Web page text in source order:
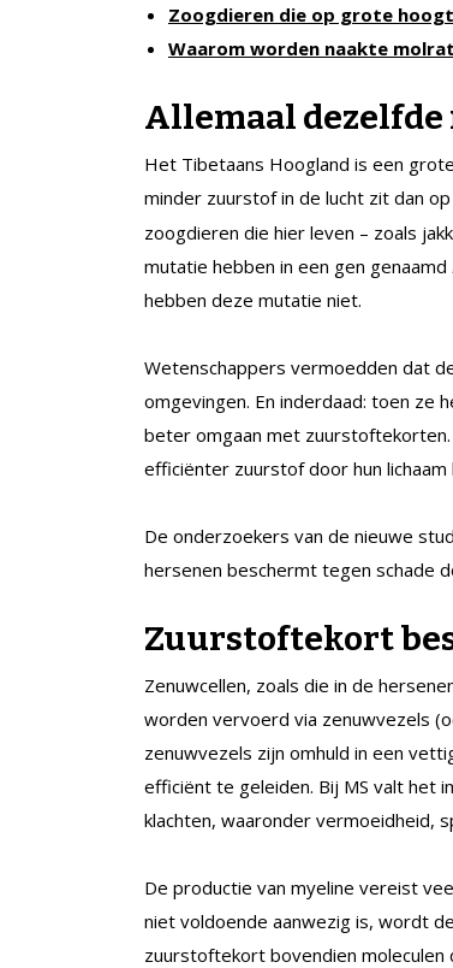
Zoogdieren die op grote
Waarom worden naakte
Allemaal
Het Tibetaans Hoogland is een
minder zuurstof in de lucht zit dan
zoogdieren die hier leven – zoals
mutatie hebben in een gen genaamd
hebben deze mutatie niet.
Wetenschappers vermoedden dat
omgevingen. En inderdaad: toen ze
beter omgaan met
efficiënter zuurstof door hun
De onderzoekers van de nieuwe
hersenen beschermt tegen schade
Zuurstoftekort
Zenuwcellen, zoals die in de
worden vervoerd via zenuwvezels
zenuwvezels zijn omhuld in een
efficiënt te geleiden. Bij MS valt het
klachten, waaronder vermoeidheid,
De productie van myeline vereist
niet voldoende aanwezig is, wordt
zuurstoftekort bovendien